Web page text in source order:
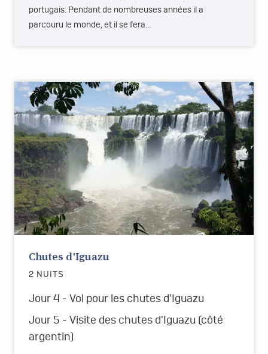
portugais. Pendant de nombreuses années il a
parcouru le monde, et il se fera…
Chutes d'Iguazu
2 NUITS
Jour 4 - Vol pour les chutes d'Iguazu
Jour 5 - Visite des chutes d'Iguazu (côté
argentin)